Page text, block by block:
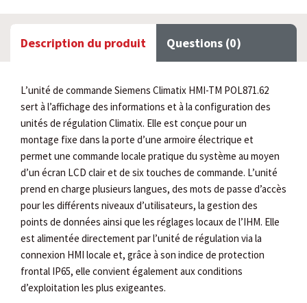
Description du produit Questions (0)
L’unité de commande Siemens Climatix HMI-TM POL871.62
sert à l’affichage des informations et à la configuration des
unités de régulation Climatix. Elle est conçue pour un
montage fixe dans la porte d’une armoire électrique et
permet une commande locale pratique du système au moyen
d’un écran LCD clair et de six touches de commande. L’unité
prend en charge plusieurs langues, des mots de passe d’accès
pour les différents niveaux d’utilisateurs, la gestion des
points de données ainsi que les réglages locaux de l’IHM. Elle
est alimentée directement par l’unité de régulation via la
connexion HMI locale et, grâce à son indice de protection
frontal IP65, elle convient également aux conditions
d’exploitation les plus exigeantes.